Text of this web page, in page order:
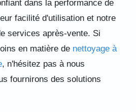
dans la performance de
facilité d'utilisation et notre
services après-vente. Si
en matière de nettoyage à
, n'hésitez pas à nous
fournirons des solutions